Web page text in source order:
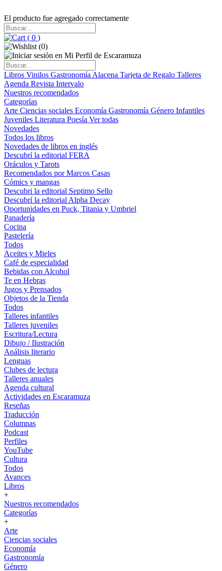
El producto fue agregado correctamente
( 0 )
(0)
Libros Vinilos Gastronomía Alacena Tarjeta de Regalo Talleres
Agenda Revista Intervalo
Nuestros recomendados
Categorías
Arte Ciencias sociales Economía Gastronomía Género Infantiles
Juveniles Literatura Poesía Ver todas
Novedades
Todos los libros
Novedades de libros en inglés
Descubrí la editorial FERA
Oráculos y Tarots
Recomendados por Marcos Casas
Cómics y mangas
Descubri la editorial Septimo Sello
Descubrí la editorial Alpha Decay
Oportunidades en Puck, Titania y Umbriel
Panadería
Cocina
Pastelería
Todos
Aceites y Mieles
Café de especialidad
Bebidas con Alcohol
Te en Hebras
Jugos y Prensados
Objetos de la Tienda
Todos
Talleres infantiles
Talleres juveniles
Escritura/Lectura
Dibujo / Ilustración
Análisis literario
Lenguas
Clubes de lectura
Talleres anuales
Agenda cultural
Actividades en Escaramuza
Reseñas
Traducción
Columnas
Podcast
Perfiles
YouTube
Cultura
Todos
Avances
Libros
+
Nuestros recomendados
Categorías
+
Arte
Ciencias sociales
Economía
Gastronomía
Género